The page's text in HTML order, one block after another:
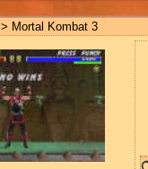
> Mortal Kombat 3